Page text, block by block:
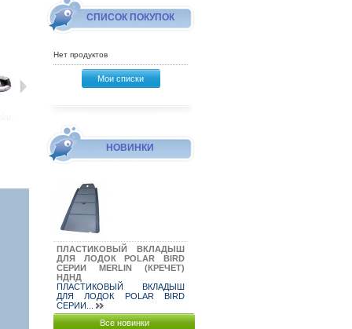
СПИСОК ПОКУПОК
Нет продуктов
Мои списки
НОВИНКИ
ПЛАСТИКОВЫЙ ВКЛАДЫШ
ДЛЯ ЛОДОК POLAR BIRD
СЕРИИ MERLIN (КРЕЧЕТ)
НДНД
ПЛАСТИКОВЫЙ ВКЛАДЫШ
ДЛЯ ЛОДОК POLAR BIRD
СЕРИИ...
Все новинки